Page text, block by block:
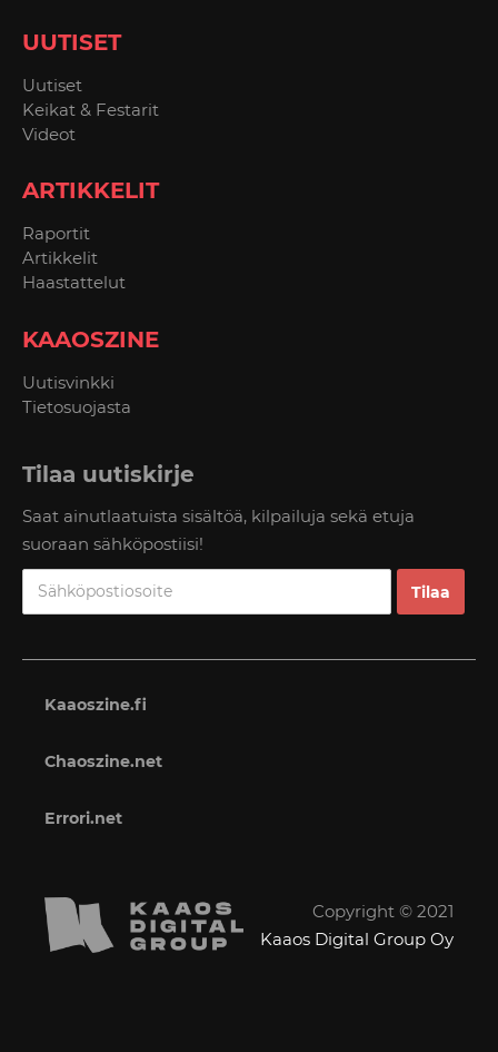
UUTISET
Uutiset
Keikat & Festarit
Videot
ARTIKKELIT
Raportit
Artikkelit
Haastattelut
KAAOSZINE
Uutisvinkki
Tietosuojasta
Tilaa uutiskirje
Saat ainutlaatuista sisältöä, kilpailuja sekä etuja
suoraan sähköpostiisi!
Kaaoszine.fi
Chaoszine.net
Errori.net
Copyright © 2021
Kaaos Digital Group Oy